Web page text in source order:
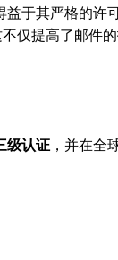
于其严格的许
仅提高了邮件的
级认证 ，并在全